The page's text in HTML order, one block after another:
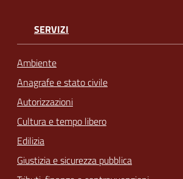
SERVIZI
Ambiente
Anagrafe e stato civile
Autorizzazioni
Cultura e tempo libero
Edilizia
Giustizia e sicurezza pubblica